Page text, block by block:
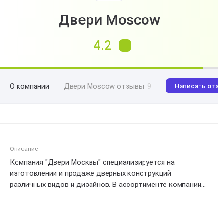
Двери Moscow
4.2
О компании Двери Moscow отзывы 9 Написать
Описание
Компания "Двери Москвы" специализируется на
изготовлении и продаже дверных конструкций
различных видов и дизайнов. В ассортименте компании